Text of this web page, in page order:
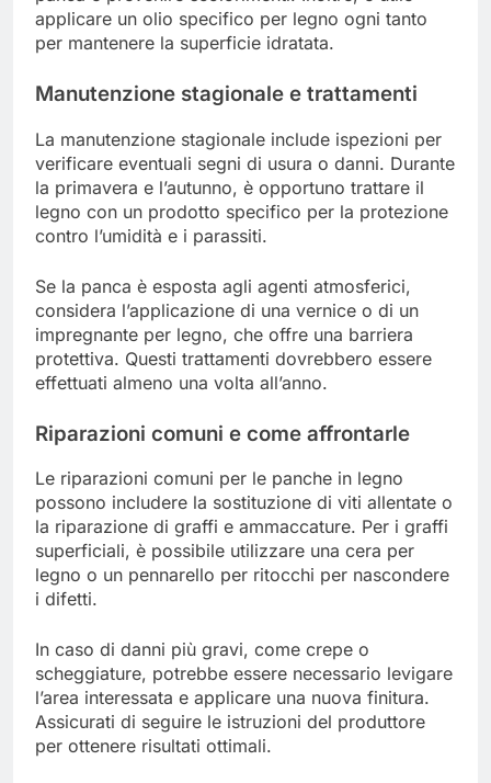
applicare un olio specifico per legno ogni tanto
per mantenere la superficie idratata.
Manutenzione stagionale e trattamenti
La manutenzione stagionale include ispezioni per
verificare eventuali segni di usura o danni. Durante
la primavera e l’autunno, è opportuno trattare il
legno con un prodotto specifico per la protezione
contro l’umidità e i parassiti.
Se la panca è esposta agli agenti atmosferici,
considera l’applicazione di una vernice o di un
impregnante per legno, che offre una barriera
protettiva. Questi trattamenti dovrebbero essere
effettuati almeno una volta all’anno.
Riparazioni comuni e come affrontarle
Le riparazioni comuni per le panche in legno
possono includere la sostituzione di viti allentate o
la riparazione di graffi e ammaccature. Per i graffi
superficiali, è possibile utilizzare una cera per
legno o un pennarello per ritocchi per nascondere
i difetti.
In caso di danni più gravi, come crepe o
scheggiature, potrebbe essere necessario levigare
l’area interessata e applicare una nuova finitura.
Assicurati di seguire le istruzioni del produttore
per ottenere risultati ottimali.